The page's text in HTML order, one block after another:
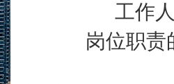
工作
岗位职责